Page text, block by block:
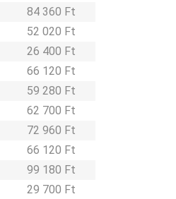
84 360 Ft
52 020 Ft
26 400 Ft
66 120 Ft
59 280 Ft
62 700 Ft
72 960 Ft
66 120 Ft
99 180 Ft
29 700 Ft